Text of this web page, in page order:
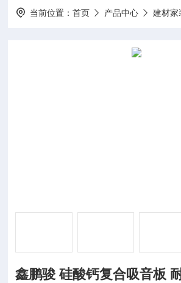
当前位置：首页 产品中心 建材家
鑫鹏骏 硅酸钙复合吸音板